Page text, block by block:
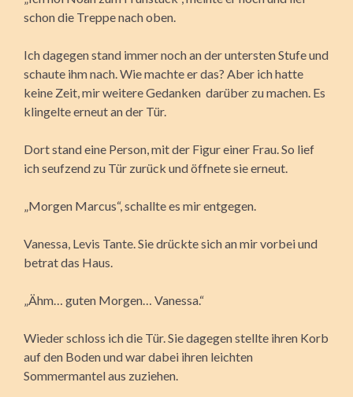
schon die Treppe nach oben.
Ich dagegen stand immer noch an der untersten Stufe und
schaute ihm nach. Wie machte er das? Aber ich hatte
keine Zeit, mir weitere Gedanken darüber zu machen. Es
klingelte erneut an der Tür.
Dort stand eine Person, mit der Figur einer Frau. So lief
ich seufzend zu Tür zurück und öffnete sie erneut.
„Morgen Marcus“, schallte es mir entgegen.
Vanessa, Levis Tante. Sie drückte sich an mir vorbei und
betrat das Haus.
„Ähm… guten Morgen… Vanessa.“
Wieder schloss ich die Tür. Sie dagegen stellte ihren Korb
auf den Boden und war dabei ihren leichten
Sommermantel aus zuziehen.